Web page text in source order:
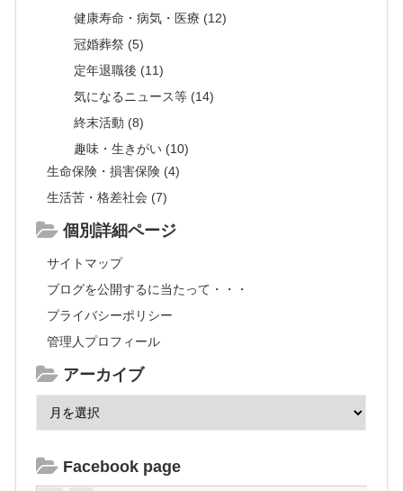
健康寿命・病気・医療 (12)
冠婚葬祭 (5)
定年退職後 (11)
気になるニュース等 (14)
終末活動 (8)
趣味・生きがい (10)
生命保険・損害保険 (4)
生活苦・格差社会 (7)
個別詳細ページ
サイトマップ
ブログを公開するに当たって・・・
プライバシーポリシー
管理人プロフィール
アーカイブ
Facebook page